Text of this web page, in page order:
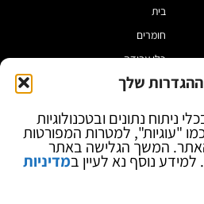
ההגדרות שלך
ניתוח נתונים ובטכנולוגיות
"עוגיות", למטרות המפורטות
המשך הגלישה באתר
נוסף נא לעיין במדיניות
בית
חומרים
כלי עבודה
מוצרי הלחמה
ספקי כח ומודדים
ציוד אופטי להגדלה